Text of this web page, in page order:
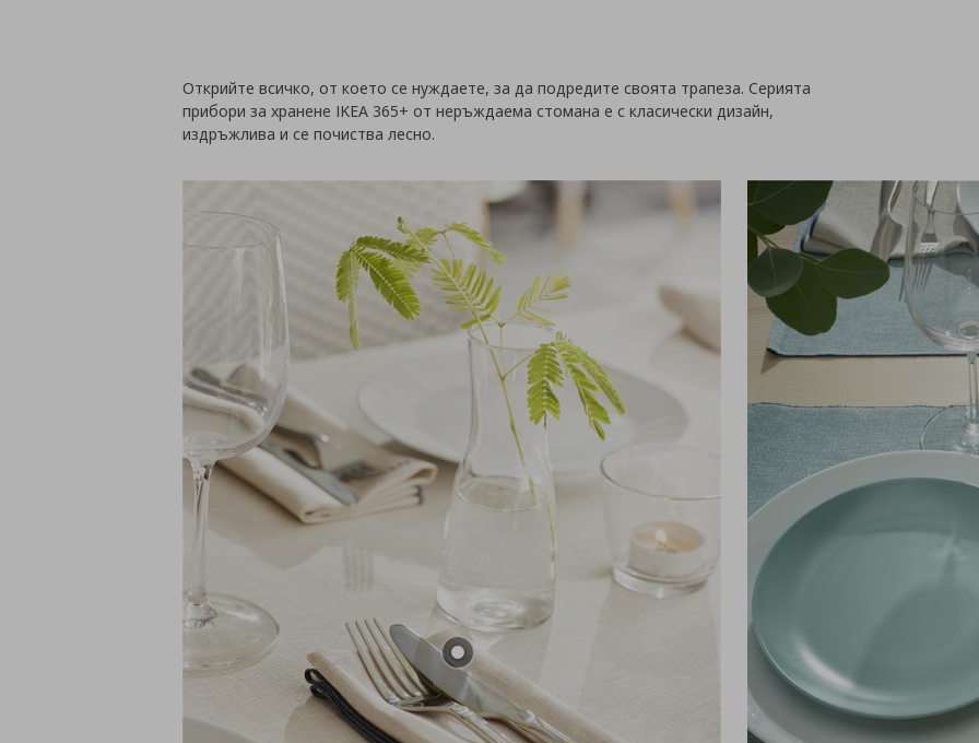
Открийте всичко, от което се нуждаете, за да подредите своята трапеза. Серията
прибори за хранене IKEA 365+ от неръждаема стомана е с класически дизайн,
издръжлива и се почиства лесно.